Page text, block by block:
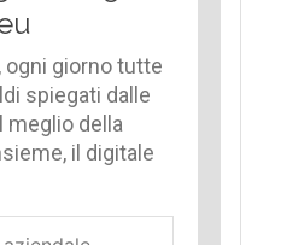
ogni giorno tutte
spiegati dalle
meglio della
il digitale